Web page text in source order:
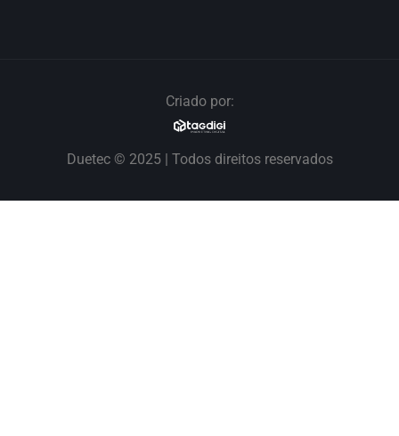
Criado por:
Duetec © 2025 | Todos direitos reservados